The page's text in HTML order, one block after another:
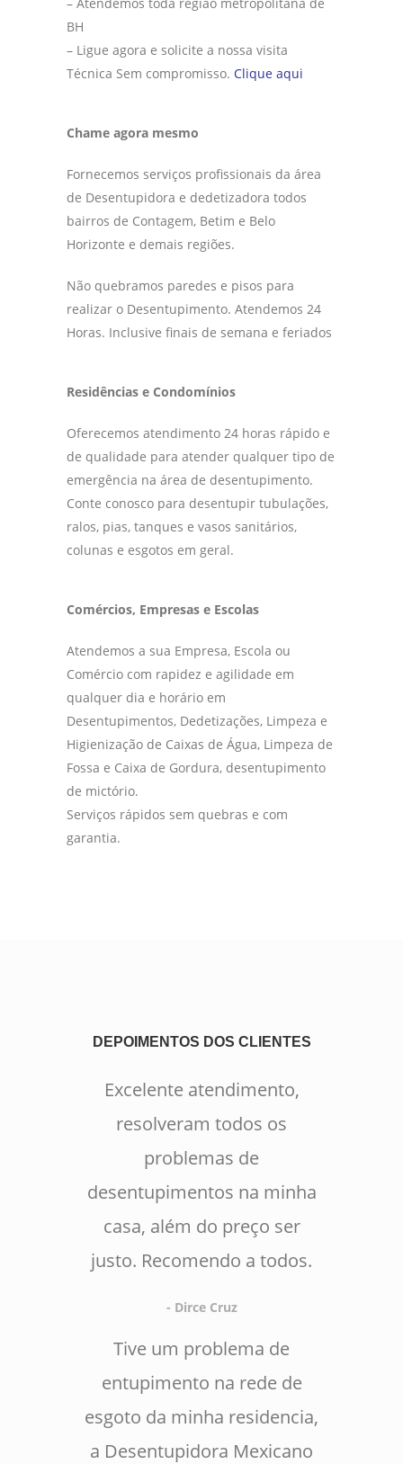
BH
– Ligue agora e solicite a nossa visita
Técnica Sem compromisso. Clique aqui
Chame agora mesmo
Fornecemos serviços profissionais da área
de Desentupidora e dedetizadora todos
bairros de Contagem, Betim e Belo
Horizonte e demais regiões.
Não quebramos paredes e pisos para
realizar o Desentupimento. Atendemos 24
Horas. Inclusive finais de semana e feriados
Residências e Condomínios
Oferecemos atendimento 24 horas rápido e
de qualidade para atender qualquer tipo de
emergência na área de desentupimento.
Conte conosco para desentupir tubulações,
ralos, pias, tanques e vasos sanitários,
colunas e esgotos em geral.
Comércios, Empresas e Escolas
Atendemos a sua Empresa, Escola ou
Comércio com rapidez e agilidade em
qualquer dia e horário em
Desentupimentos, Dedetizações, Limpeza e
Higienização de Caixas de Água, Limpeza de
Fossa e Caixa de Gordura, desentupimento
de mictório.
Serviços rápidos sem quebras e com
garantia.
DEPOIMENTOS DOS CLIENTES
Excelente atendimento,
resolveram todos os
problemas de
desentupimentos na minha
casa, além do preço ser
justo. Recomendo a todos.
- Dirce Cruz
Tive um problema de
entupimento na rede de
esgoto da minha residencia,
a Desentupidora Mexicano